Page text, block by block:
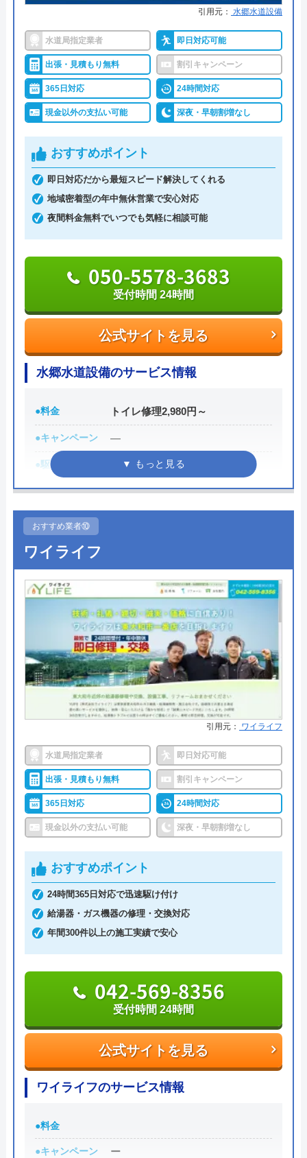
※クチコミの内容について
うまい棒エビマヨ
2 か月前
スムーズに対応して頂けて助かりました。ト
イレの交換部分もその都度言って下さって助
かりました。
Googleクチコミを見る
は営業時間内のみとなっています。
Web、LINEからの受付は写真が添付可能なので概算
見積もりも可能となっています。
め、正確な金額が知りたい方は現地での調査を、概
算で構わない方は、Web、LINEで写真を添付しての
相談をお願いします。
共栄水道サービスの本社は川口市にあるため、川口
市内の依頼であれば出張料が無料になります。
ご自宅に到着するまでの時間も比較的短く済むの
で、緊急のトラブルにも対応可能です。
048-423-6704
受付時間 8:00～19:00
引用元： 水郷水道設備
水道局指定業者 即日対応可能
出張・見積もり無料 割引キャンペーン
365日対応 24時間対応
現金以外の支払い可能 深夜・早朝割増なし
おすすめポイント
即日対応だから最短スピード解決してくれる
地域密着型の年中無休営業で安心対応
夜間料金無料でいつでも気軽に相談可能
公式サイトを見る
050-5578-3683
受付時間 24時間
水郷水道設備のサービス情報
●料金 トイレ修理2,980円～
●キャンペーン ―
●駆けつけ時間 最短30分
●受付時間 24時間
●定休日
●出張見積もり
●支払い方法
現金支払い、クレジットカード支
●累計実績 ―
●保証・保険 ―
詳細は公式HPでご確認ください
水郷水道設備がおすすめの理由
業者です。
東京都・千葉県・埼玉県・神奈川県まで対応エリア
を拡大しており、各エリアに専門スタッフを配置し
ているため最短30分の迅速な駆けつけを実現してい
ます。
相談は24時間・365日受け付けているため緊急のト
ラブルも解決してくれる他、事前予約で待ち時間な
く修理を依頼することも可能です。
公式サイトを見る
050-5578-3683
受付時間 24時間
おすすめ業者⑩
ワイライフ
引用元： ワイライフ
水道局指定業者 即日対応可能
出張・見積もり無料 割引キャンペーン
365日対応 24時間対応
現金以外の支払い可能 深夜・早朝割増なし
おすすめポイント
24時間365日対応で迅速駆け付け
給湯器・ガス機器の修理・交換対応
年間300件以上の施工実績で安心
公式サイトを見る
042-569-8356
受付時間 24時間
ワイライフのサービス情報
●料金
●キャンペーン ー